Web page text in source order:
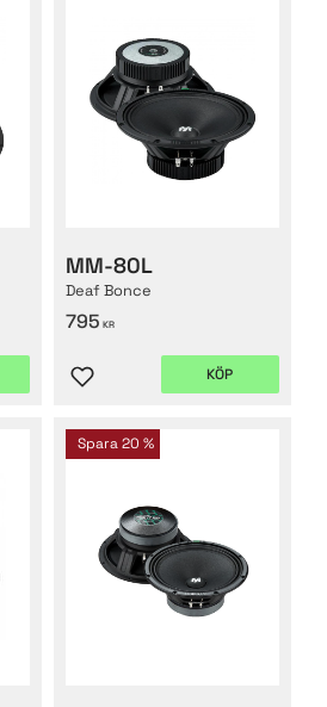
MM-80L
Deaf Bonce
795 KR
Lägg till i favoriter
KÖP
Spara20 %